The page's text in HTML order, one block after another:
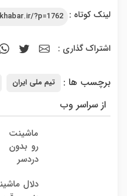
لینک کوتاه : ?p=1762
اشتراک گذاری :
برچسب ها : تیم ملی ایران
از سراسر وب
ماشینت
رو بدون
دردسر
| بدون
دلال